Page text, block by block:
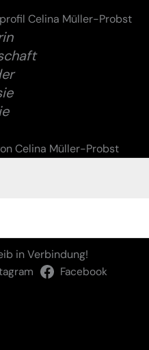
Celina Müller-Probst
Celina Müller-Probst
in Verbindung!
Facebook